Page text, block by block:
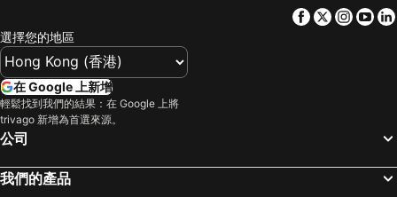
Hotel Fine Misaki
My Home Inn Izumisano
Hotel Route Inn Osaka Izumi
Kanku Izumiotsu Washington Hotel
Hotel Sunrise Inn
Hotel Sha A Nai Yan (Adult Only)
白浜溫泉
大阪城
嵐山竹林
大阪國際機場
Suzuka Circuit
Facebook
Twitter
選擇您的地區
在 Google 上新增
輕鬆找到我們的結果：在 Google 上將
trivago 新增為首選來源。
公司
我們的產品